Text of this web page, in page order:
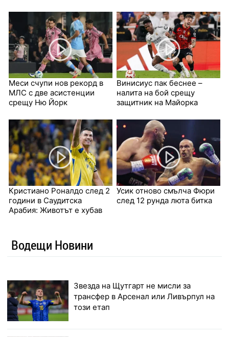
Меси счупи нов рекорд в
МЛС с две асистенции
срещу Ню Йорк
Винисиус пак беснее –
налита на бой срещу
защитник на Майорка
Кристиано Роналдо след 2
години в Саудитска
Арабия: Животът е хубав
Усик отново смълча Фюри
след 12 рунда люта битка
Водещи Новини
Звезда на Щутгарт не мисли за
трансфер в Арсенал или Ливърпул на
този етап